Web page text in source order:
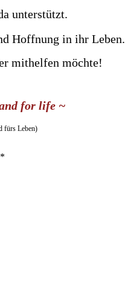
unterstützt.
Hoffnung in ihr Leben.
mithelfen möchte!
for life ~
fürs Leben)